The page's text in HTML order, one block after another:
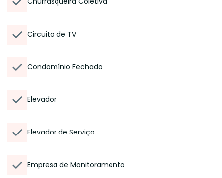
Circuito de TV
Condomínio Fechado
Elevador
Elevador de Serviço
Empresa de Monitoramento